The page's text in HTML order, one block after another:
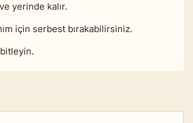
yerinde kalır.
için serbest bırakabilirsiniz.